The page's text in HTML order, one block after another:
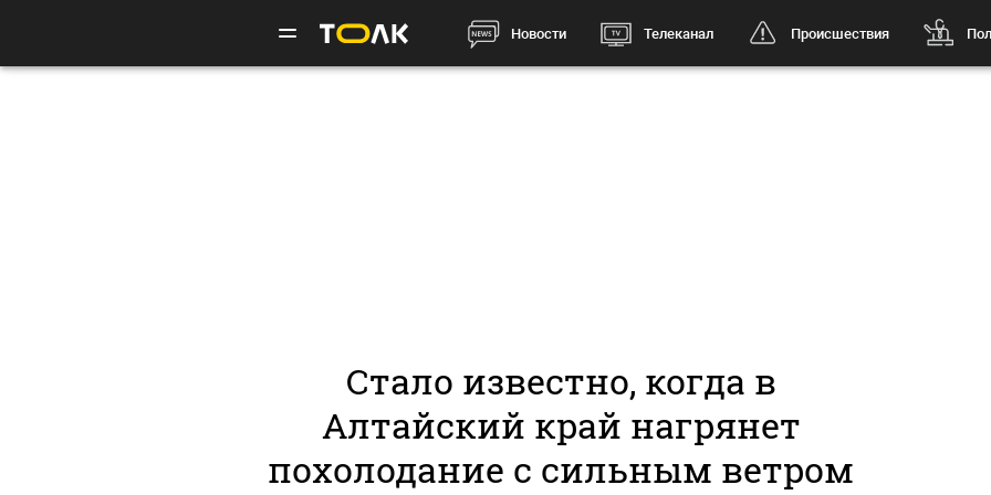
Новости Телеканал Происшествия
Стало известно, когда в
Алтайский край нагрянет
похолодание с сильным ветром